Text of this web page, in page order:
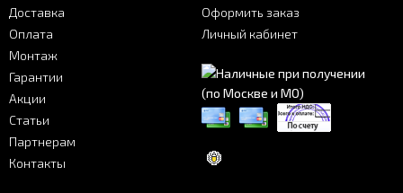
Доставка
Оплата
Монтаж
Гарантии
Акции
Статьи
Партнерам
Контакты
Оформить заказ
Личный кабинет